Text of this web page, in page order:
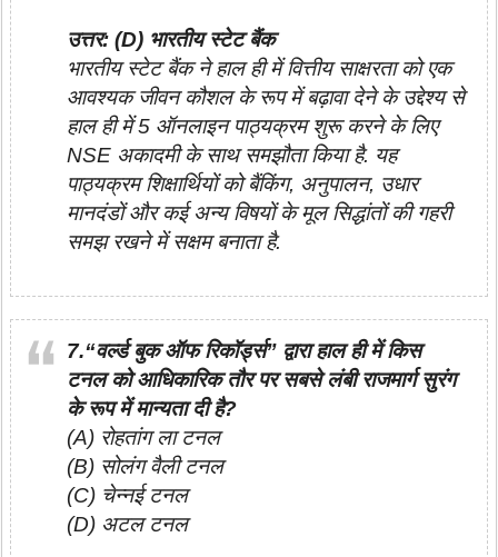
उत्तर: (D) भारतीय स्टेट बैंक
भारतीय स्टेट बैंक ने हाल ही में वित्तीय साक्षरता को एक
आवश्यक जीवन कौशल के रूप में बढ़ावा देने के उद्देश्य से
हाल ही में 5 ऑनलाइन पाठ्यक्रम शुरू करने के लिए
NSE अकादमी के साथ समझौता किया है. यह
पाठ्यक्रम शिक्षार्थियों को बैंकिंग, अनुपालन, उधार
मानदंडों और कई अन्य विषयों के मूल सिद्धांतों की गहरी
समझ रखने में सक्षम बनाता है.
7.“वर्ल्ड बुक ऑफ रिकॉर्ड्स” द्वारा हाल ही में किस
टनल को आधिकारिक तौर पर सबसे लंबी राजमार्ग सुरंग
के रूप में मान्यता दी है?
(A) रोहतांग ला टनल
(B) सोलंग वैली टनल
(C) चेन्नई टनल
(D) अटल टनल